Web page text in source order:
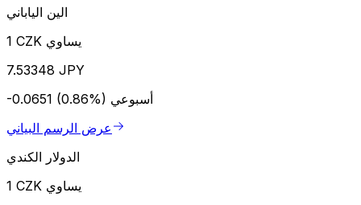
الين الياباني
1 CZK يساوي
7.53348 JPY
-0.0651 (0.86%) أسبوعي
عرض الرسم البياني
الدولار الكندي
1 CZK يساوي